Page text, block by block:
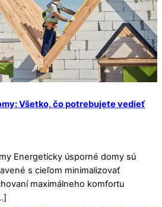
Všetko, čo potrebujete vedieť
Energeticky úsporné domy sú
s cieľom minimalizovať
maximálneho komfortu